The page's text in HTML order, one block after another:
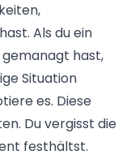
Als du ein
hast,
Situation
es. Diese
Du vergisst die
festhältst.